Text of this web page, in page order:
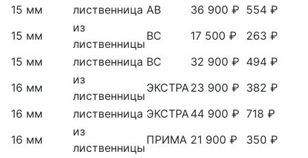
15 мм
лиственница АВ 36 900 ₽ 554 ₽
15 мм
из
лиственницы
ВС 17 500 ₽
263 ₽
15 мм
лиственница ВС 32 900 ₽ 494 ₽
16 мм
из
лиственницы
ЭКСТРА23 900 ₽ 382 ₽
16 мм
лиственница ЭКСТРА44 900 ₽ 718 ₽
16 мм
из
лиственницы
ПРИМА 21 900 ₽
350 ₽